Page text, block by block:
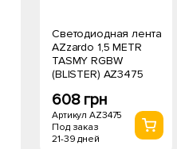
Светодиодная лента
AZzardo 1,5 METR
TASMY RGBW
(BLISTER) AZ3475
608 грн
Артикул AZ3475
Под заказ
21-39 дней